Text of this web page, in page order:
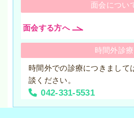
面会につい
面会する方へ
時間外診療
時間外での診療につきまして
談ください。
042-331-5531